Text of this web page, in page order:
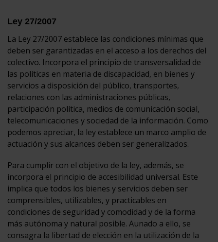
Ley 27/2007
La Ley 27/2007 establece las condiciones mínimas que
deben ser garantizadas en el acceso a los derechos del
colectivo. Incorpora el principio de transversalidad de
las políticas en materia de discapacidad, en bienes y
servicios a disposición del público, transportes,
relaciones con las administraciones públicas,
participación política, medios de comunicación social,
telecomunicaciones y sociedad de la información. Como
podemos apreciar, la ley establece un marco amplio de
actuación y sus alcances deben ser generalizados.
Para cumplir con el objetivo de la ley, además, se
incorpora el principio de accesibilidad universal. Este
implica que todos los bienes y servicios deben ser
comprensibles, utilizables, y practicables en
condiciones de seguridad y comodidad y de la forma
más autónoma y natural posible. Aunado a ello, se
consagra la libertad de elección en la utilización de la